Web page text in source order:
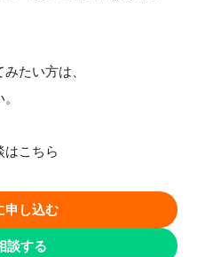
たい方は、
はこちら
申し込む
談する